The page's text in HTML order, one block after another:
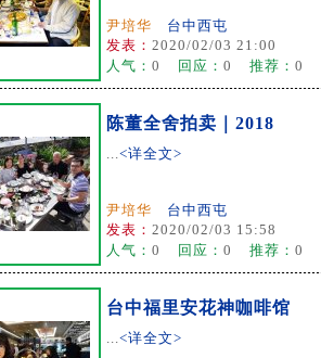
尹培华
台中西屯
发表： 2020/02/03 21:00
人气： 0 回应： 0 推荐： 0
陈董全舍拍卖｜2018
...<详全文>
尹培华
台中西屯
发表： 2020/02/03 15:58
人气： 0 回应： 0 推荐： 0
台中福里安花神咖啡馆
...<详全文>